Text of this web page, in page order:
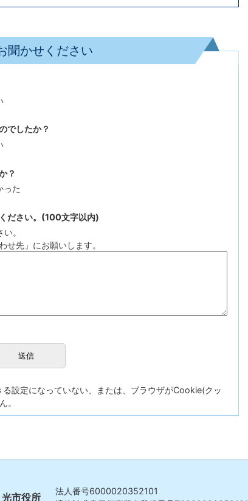
聞かせください
でしたか？
？
った
ださい。(100文字以内)
。
せ先」にお願いします。
設定になっていない、または、ブラウザがCookie(クッ
。
光市役所
法人番号6000020352101